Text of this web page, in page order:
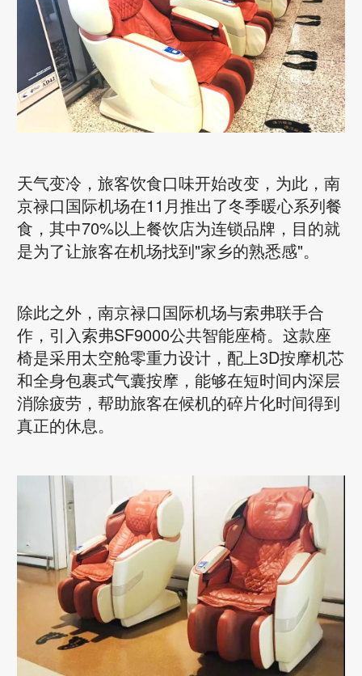
天气变冷，旅客饮食口味开始改变，为此，南
京禄口国际机场在11月推出了冬季暖心系列餐
食，其中70%以上餐饮店为连锁品牌，目的就
是为了让旅客在机场找到"家乡的熟悉感"。
除此之外，南京禄口国际机场与索弗联手合
作，引入索弗SF9000公共智能座椅。这款座
椅是采用太空舱零重力设计，配上3D按摩机芯
和全身包裹式气囊按摩，能够在短时间内深层
消除疲劳，帮助旅客在候机的碎片化时间得到
真正的休息。